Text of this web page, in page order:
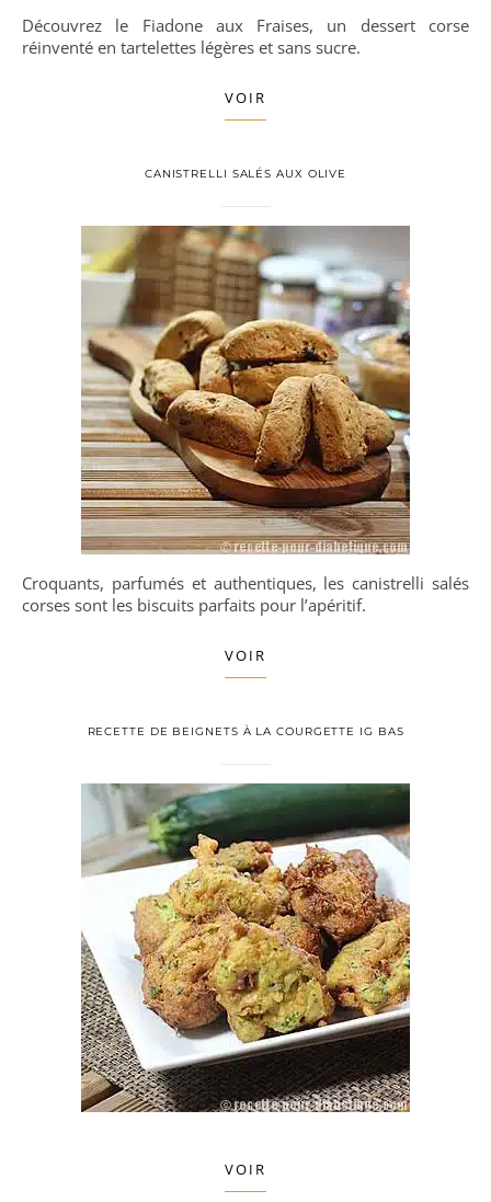
Découvrez le Fiadone aux Fraises, un dessert corse
réinventé en tartelettes légères et sans sucre.
VOIR
CANISTRELLI SALÉS AUX OLIVE
Croquants, parfumés et authentiques, les canistrelli salés
corses sont les biscuits parfaits pour l’apéritif.
VOIR
RECETTE DE BEIGNETS À LA COURGETTE IG BAS
VOIR